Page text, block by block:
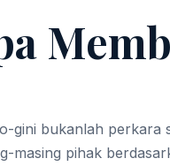
gini bukanlah perkara
masing pihak